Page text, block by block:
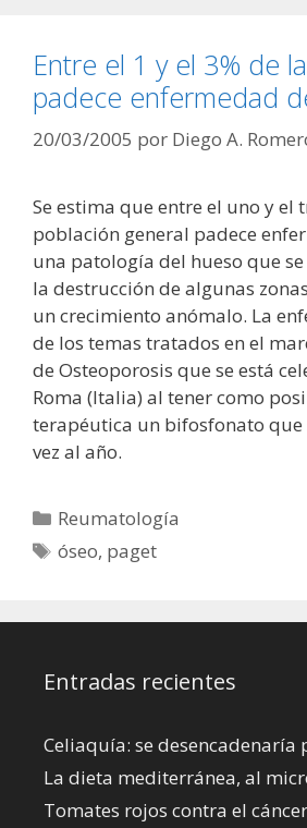
Entre el 1 y el 3% de
padece enfermedad
20/03/2005 por Diego A.
Se estima que entre el uno y el
población general padece
una patología del hueso que
la destrucción de algunas
un crecimiento anómalo. La
de los temas tratados en el
de Osteoporosis que se está
Roma (Italia) al tener como
terapéutica un bifosfonato que
vez al año.
Categorías
Reumatología
Etiquetas
óseo, paget
Entradas recientes
Celiaquía: se desencadenaría
La dieta mediterránea, al
Tomates rojos contra el